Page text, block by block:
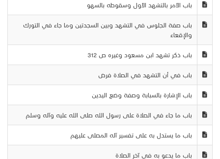
باب الأمر بالتشهد الأول وسقوطه بالسهو
باب صفة الجلوس في التشهد وبين السجدتين وما جاء في التورك
والإقعاء
باب ذكر تشهد ابن مسعود وغيره ص 312
باب في أن التشهد في الصلاة فرض
باب الإشارة بالسبابة وصفة وضع اليدين
باب ما جاء في الصلاة على رسول الله صلى الله عليه وآله وسلم
باب ما يستدل به على تفسير آله المصلى عليهم
باب ما يدعو به في آخر الصلاة